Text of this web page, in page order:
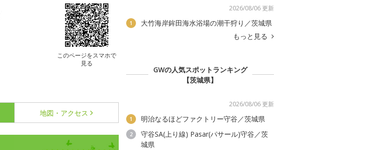
このページをスマホで
見る
地図・アクセス
2026/08/06 更新
1
大竹海岸鉾田海水浴場の潮干狩り／茨城県
もっと見る
GWの人気スポットランキング
【茨城県】
2026/08/06 更新
1 明治なるほどファクトリー守谷／茨城県
2
守谷SA(上り線) Pasar(パサール)守谷／茨
城県